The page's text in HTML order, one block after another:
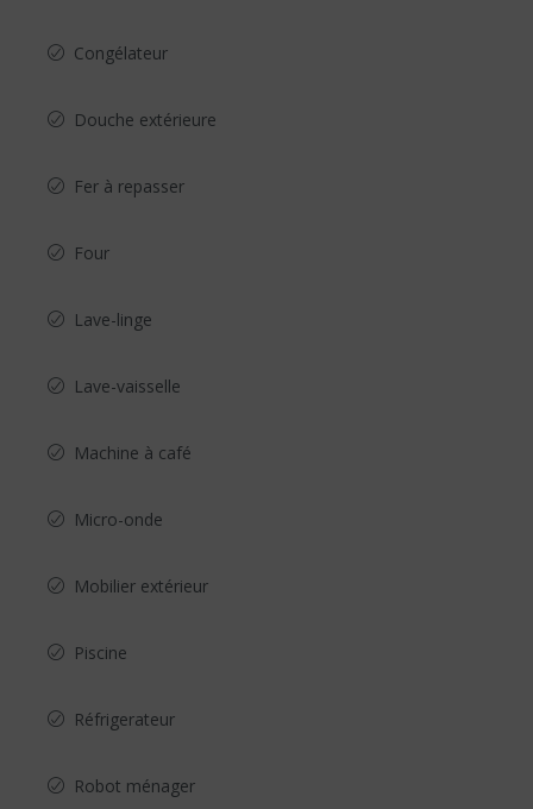
Congélateur
Douche extérieure
Fer à repasser
Four
Lave-linge
Lave-vaisselle
Machine à café
Micro-onde
Mobilier extérieur
Piscine
Réfrigerateur
Robot ménager